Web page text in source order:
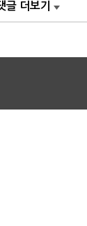
글 더보기